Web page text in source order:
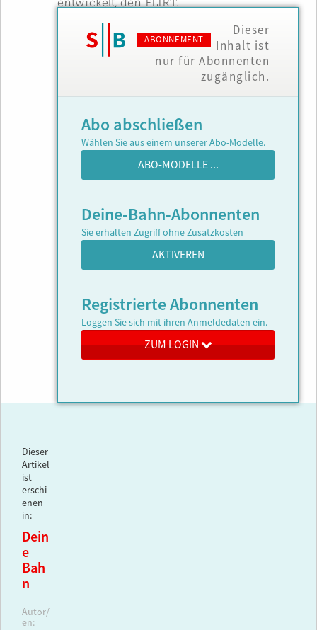
entwickelt, den FLIRT.
ABONNEMENT
Dieser
Inhalt ist
nur für Abonnenten
zugänglich.
Abo abschließen
Wählen Sie aus einem unserer Abo-Modelle.
ABO-MODELLE ...
Deine-Bahn-Abonnenten
Sie erhalten Zugriff ohne Zusatzkosten
AKTIVEREN
Registrierte Abonnenten
Loggen Sie sich mit ihren Anmeldedaten ein.
ZUM LOGIN
Dieser
Artikel
ist
erschi
enen
in:
Dein
e
Bah
n
Autor/
en: